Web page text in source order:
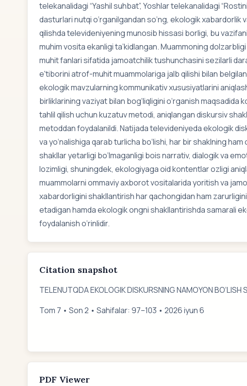
telekanalidagi “Yashil suhbat”, Yoshlar telekanalidagi
dasturlari nutqi o‘rganilgandan so‘ng, ekologik xabardorlik
qilishda televideniyening munosib hissasi borligi, bu
muhim vosita ekanligi ta’kidlangan. Muammoning
muhit fanlari sifatida jamoatchilik tushunchasini sezilarli
e'tiborini atrof-muhit muammolariga jalb qilishi bilan
ekologik mavzularning kommunikativ xususiyatlarini
birliklarining vaziyat bilan bog‘liqligini o‘rganish maqsadida
tahlil qilish uchun kuzatuv metodi, aniqlangan diskursiv
metoddan foydalanildi. Natijada televideniyeda ekologik
va yo‘nalishiga qarab turlicha bo‘lishi, har bir shaklning ham
shakllar yetarligi bo‘lmaganligi bois narrativ, dialogik va
lozimligi, shuningdek, ekologiyaga oid kontentlar ozligi
muammolarni ommaviy axborot vositalarida yoritish va
xabardorligini shakllantirish har qachongidan ham
etadigan hamda ekologik ongni shakllantirishda samarali
foydalanish o‘rinlidir.
Citation snapshot
TELENUTQDA EKOLOGIK DISKURSNING NAMOYON BO‘LISH
Tom 7 • Son 2 • Sahifalar: 97–103 • 2026 iyun 6
PDF Viewer